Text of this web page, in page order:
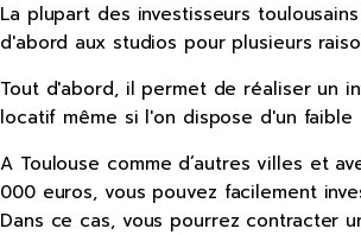
La plupart des investisseurs
d'abord aux studios pour plusieurs
Tout d'abord, il permet de réaliser un
locatif même si l'on dispose d'un faible
A Toulouse comme d’autres villes et
000 euros, vous pouvez facilement
Dans ce cas, vous pourrez contracter